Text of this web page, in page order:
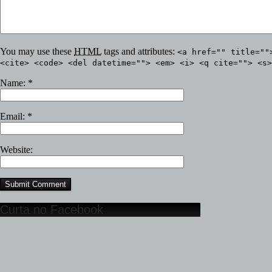
You may use these HTML tags and attributes: <a href=""
<cite> <code> <del datetime=""> <em> <i> <q cite="">
Name: *
Email: *
Website:
Curta no Facebook